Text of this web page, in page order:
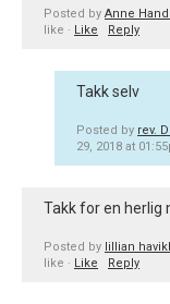
Posted by Anne
like · Like Reply
Takk selv
Posted by rev.
29, 2018 at
Takk for en herlig
Posted by lillian
like · Like Reply